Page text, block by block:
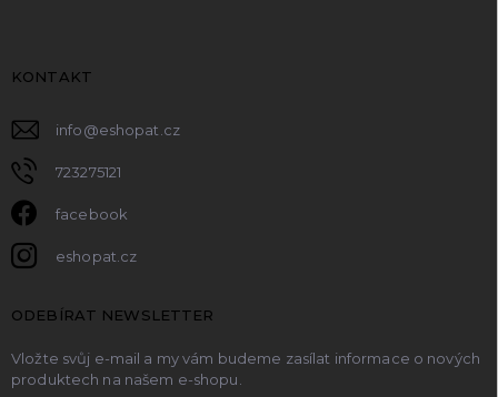
KONTAKT
info@eshopat.cz
723275121
facebook
eshopat.cz
ODEBÍRAT NEWSLETTER
Vložte svůj e-mail a my vám budeme zasílat informace o nových
produktech na našem e-shopu.